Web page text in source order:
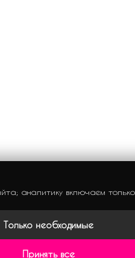
аналитику включаем
Только необходимые
Принять все